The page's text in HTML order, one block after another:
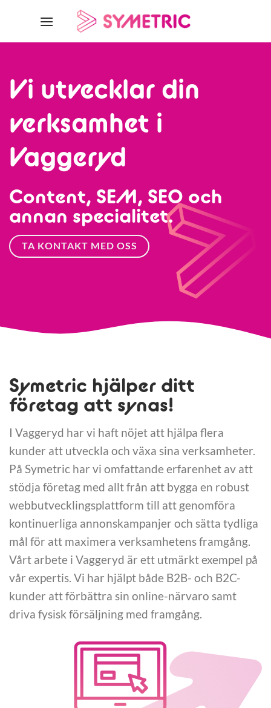
Vi utvecklar din
verksamhet i
Vaggeryd
Content, SEM, SEO och
annan specialitet.
TA KONTAKT MED OSS
Symetric hjälper ditt
företag att synas!
I Vaggeryd har vi haft nöjet att hjälpa flera
kunder att utveckla och växa sina verksamheter.
På Symetric har vi omfattande erfarenhet av att
stödja företag med allt från att bygga en robust
webbutvecklingsplattform till att genomföra
kontinuerliga annonskampanjer och sätta tydliga
mål för att maximera verksamhetens framgång.
Vårt arbete i Vaggeryd är ett utmärkt exempel på
vår expertis. Vi har hjälpt både B2B- och B2C-
kunder att förbättra sin online-närvaro samt
driva fysisk försäljning med framgång.